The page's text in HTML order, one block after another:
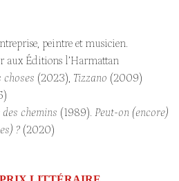
peintre et musicien.
aux Éditions l’Harmattan
choses (2023), Tizzano (2009)
chemins (1989).Peut-on (encore)
) ? (2020)